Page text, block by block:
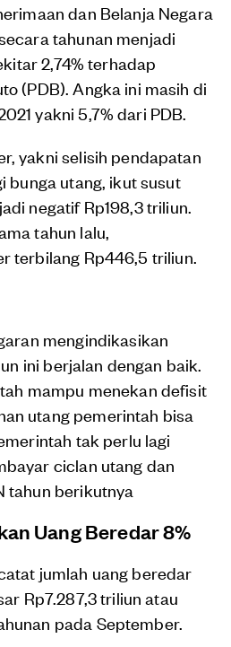
dan Belanja Negara
tahunan menjadi
2,74% terhadap
(PDB). Angka ini masih di
yakni 5,7% dari PDB.
yakni selisih pendapatan
bunga utang, ikut susut
negatif Rp198,3 triliun.
tahun lalu,
terbilang Rp446,5 triliun.
mengindikasikan
ini berjalan dengan baik.
mampu menekan defisit
utang pemerintah bisa
tak perlu lagi
ciclan utang dan
tahun berikutnya
Uang Beredar 8%
jumlah uang beredar
Rp7.287,3 triliun atau
pada September.